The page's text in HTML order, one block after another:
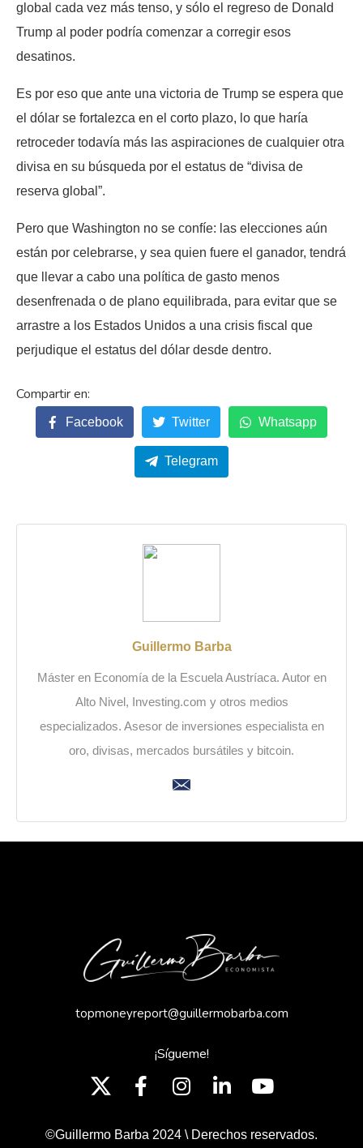
global cada vez más tenso, y sólo el regreso de Donald
Trump al poder podría comenzar a corregir esos
desatinos.
Es por eso que ante una victoria de Trump se espera que
el dólar se fortalezca en el corto plazo, lo que haría
retroceder todavía más las aspiraciones de cualquier otra
divisa en su búsqueda por el estatus de “divisa de
reserva global”.
Pero que Washington no se confíe: las elecciones aún
están por celebrarse, y sea quien fuere el ganador, tendrá
que llevar a cabo una política de gasto menos
desenfrenada o de plano equilibrada, para evitar que se
arrastre a los Estados Unidos a una crisis fiscal que
perjudique el estatus del dólar desde dentro.
Facebook Twitter Whatsapp
Telegram
Guillermo Barba
Máster en Economía de la Escuela Austríaca. Autor en
Alto Nivel, Investing.com y otros medios
especializados. Asesor de inversiones especialista en
oro, divisas, mercados bursátiles y bitcoin.
topmoneyreport@guillermobarba.com
¡Sígueme!
©Guillermo Barba 2024 \ Derechos reservados.